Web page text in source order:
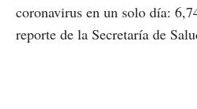
coronavirus en un solo día:
reporte de la Secretaría de